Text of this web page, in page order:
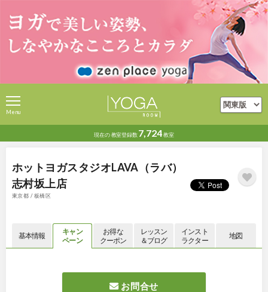
現在の教室登録数 7,724教室
Menu
ホットヨガスタジオLAVA（ラバ）
志村坂上店
東京都 / 板橋区
基本情報
キャン
ペーン
お得な
クーポン
レッスン
＆ブログ
インスト
ラクター
地図
お問合せ